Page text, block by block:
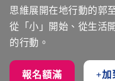
思維展開在地行動的郭
從「小」開始、從生活
的行動。
報名額滿 +加